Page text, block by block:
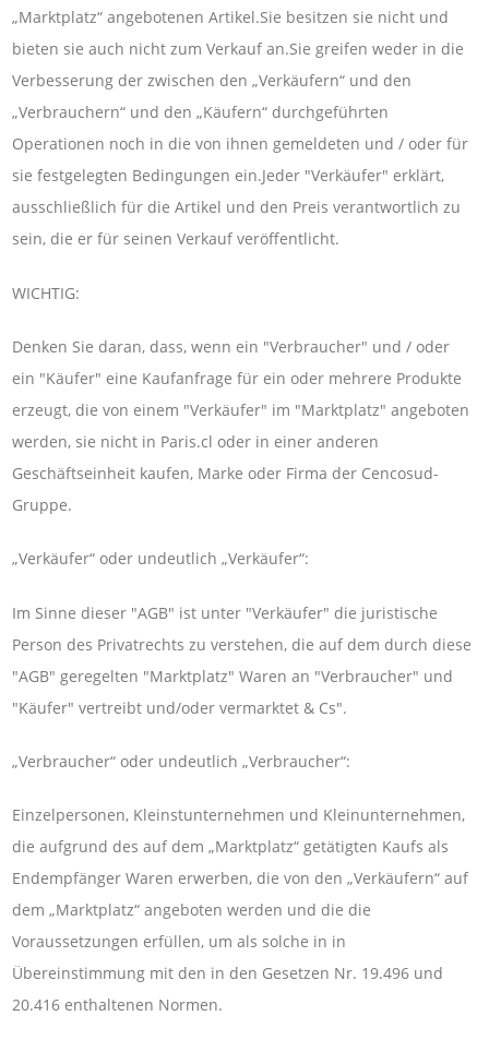
„Marktplatz“ angebotenen Artikel.Sie besitzen sie nicht und
bieten sie auch nicht zum Verkauf an.Sie greifen weder in die
Verbesserung der zwischen den „Verkäufern“ und den
„Verbrauchern“ und den „Käufern“ durchgeführten
Operationen noch in die von ihnen gemeldeten und / oder für
sie festgelegten Bedingungen ein.Jeder "Verkäufer" erklärt,
ausschließlich für die Artikel und den Preis verantwortlich zu
sein, die er für seinen Verkauf veröffentlicht.
WICHTIG:
Denken Sie daran, dass, wenn ein "Verbraucher" und / oder
ein "Käufer" eine Kaufanfrage für ein oder mehrere Produkte
erzeugt, die von einem "Verkäufer" im "Marktplatz" angeboten
werden, sie nicht in Paris.cl oder in einer anderen
Geschäftseinheit kaufen, Marke oder Firma der Cencosud-
Gruppe.
„Verkäufer“ oder undeutlich „Verkäufer“:
Im Sinne dieser "AGB" ist unter "Verkäufer" die juristische
Person des Privatrechts zu verstehen, die auf dem durch diese
"AGB" geregelten "Marktplatz" Waren an "Verbraucher" und
"Käufer" vertreibt und/oder vermarktet & Cs".
„Verbraucher“ oder undeutlich „Verbraucher“:
Einzelpersonen, Kleinstunternehmen und Kleinunternehmen,
die aufgrund des auf dem „Marktplatz“ getätigten Kaufs als
Endempfänger Waren erwerben, die von den „Verkäufern“ auf
dem „Marktplatz“ angeboten werden und die die
Voraussetzungen erfüllen, um als solche in in
Übereinstimmung mit den in den Gesetzen Nr. 19.496 und
20.416 enthaltenen Normen.